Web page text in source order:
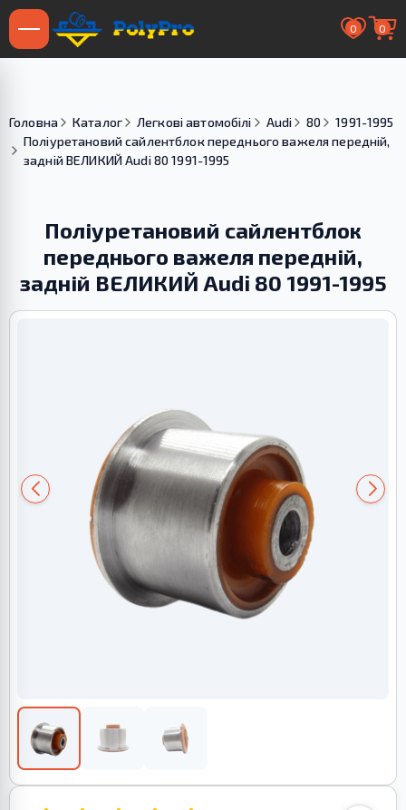
0 0
Головна Каталог Легкові автомобілі Audi 80
1991-1995
Поліуретановий сайлентблок переднього важеля передній,
задній ВЕЛИКИЙ Audi 80 1991-1995
Поліуретановий сайлентблок
переднього важеля передній,
задній ВЕЛИКИЙ Audi 80 1991-1995